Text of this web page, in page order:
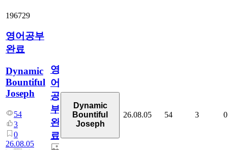
196729
영어공부
완료
Dynamic
Bountiful
Joseph
54
3
0
26.08.05
영
어
공
부
완
료
Dynamic
Bountiful
Joseph
26.08.05 54 3 0